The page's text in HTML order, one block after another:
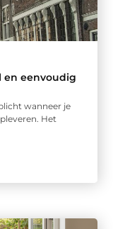
en eenvoudig
wanneer je
Het